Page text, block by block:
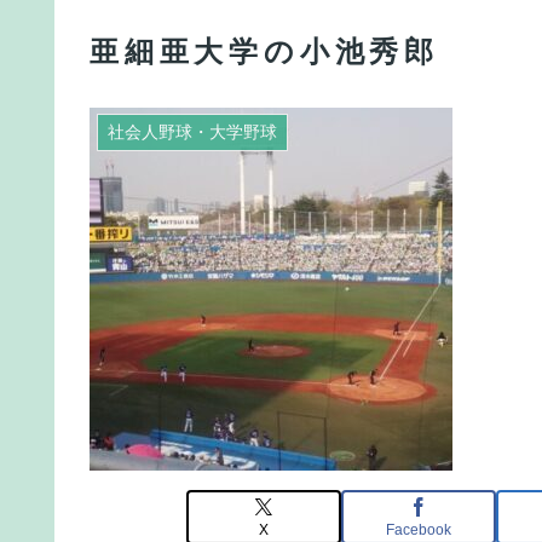
亜細亜大学の小池秀郎
社会人野球・大学野球
X Facebook